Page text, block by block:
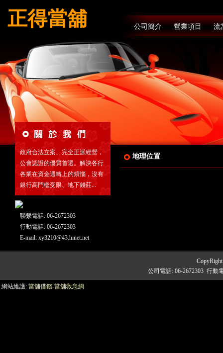
正得當舖 公司簡介 營業項目 流
政府合法立案、完全正派經營，
公會認證的優質首選。解決各行
各業在資金週轉上的煩惱，沒有
銀行高門檻受限、地下錢莊...
聯繫電話: 06-2672303
行動電話: 06-2672303
E-mail: xy3210@43.hinet.net
地理位置
公司電話: 06-2672303 行動
網站維護: 當舖借錢-當舖救急網